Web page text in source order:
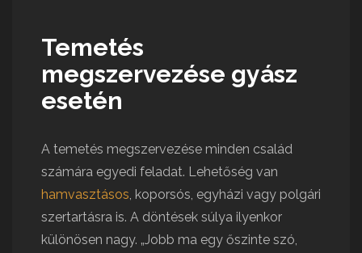
Temetés
megszervezése gyász
esetén
A temetés megszervezése minden család
számára egyedi feladat. Lehetőség van
hamvasztásos, koporsós, egyházi vagy polgári
szertartásra is. A döntések súlya ilyenkor
különösen nagy. „Jobb ma egy őszinte szó,